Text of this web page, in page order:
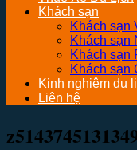
Khách sạn
Khách sạn
Khách sạn
Khách sạn
Khách sạn
Kinh nghiệm du
Liên hệ